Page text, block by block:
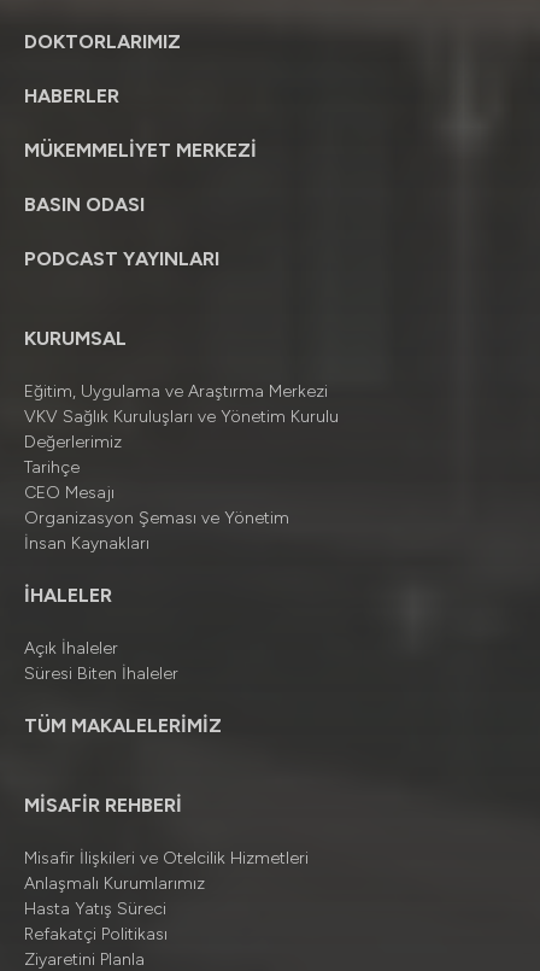
DOKTORLARIMIZ
HABERLER
MÜKEMMELİYET MERKEZİ
BASIN ODASI
PODCAST YAYINLARI
KURUMSAL
Eğitim, Uygulama ve Araştırma Merkezi
VKV Sağlık Kuruluşları ve Yönetim Kurulu
Değerlerimiz
Tarihçe
CEO Mesajı
Organizasyon Şeması ve Yönetim
İnsan Kaynakları
İHALELER
Açık İhaleler
Süresi Biten İhaleler
TÜM MAKALELERİMİZ
MİSAFİR REHBERİ
Misafir İlişkileri ve Otelcilik Hizmetleri
Anlaşmalı Kurumlarımız
Hasta Yatış Süreci
Refakatçi Politikası
Ziyaretini Planla